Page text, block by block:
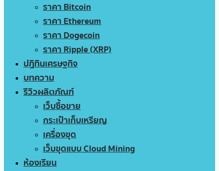
ราคา Bitcoin
ราคา Ethereum
ราคา Dogecoin
ราคา Ripple (XRP)
ปฏิทินเศรษฐกิจ
บทความ
รีวิวผลิตภัณฑ์
เว็บซื้อขาย
กระเป๋าเก็บเหรียญ
เครื่องขุด
เว็บขุดแบบ Cloud Mining
ห้องเรียน